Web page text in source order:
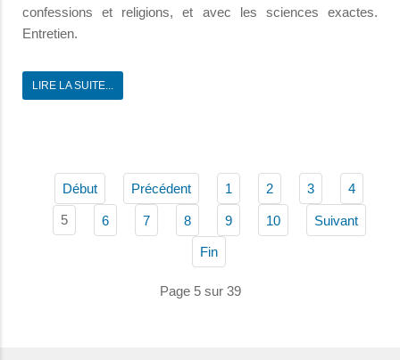
confessions et religions, et avec les sciences exactes.
Entretien.
LIRE LA SUITE...
Début Précédent 1 2 3 4
5 6 7 8 9 10 Suivant
Fin
Page 5 sur 39